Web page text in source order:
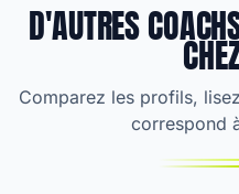
D'AUTRES
Comparez les profils,
correspond